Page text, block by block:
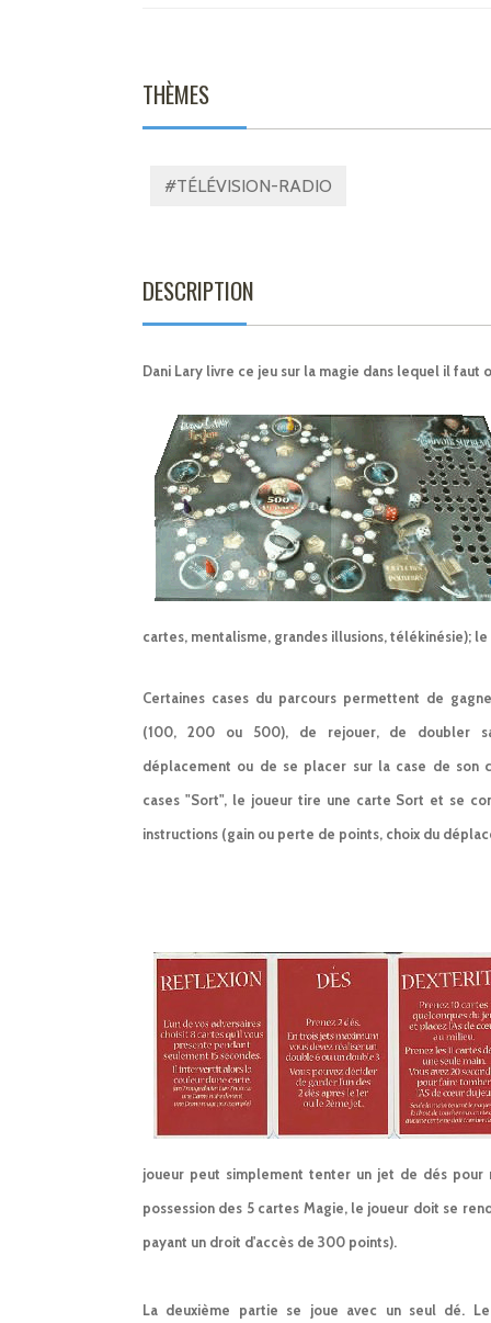
THÈMES
#TÉLÉVISION-RADIO
DESCRIPTION
Dani Lary livre ce jeu sur la magie dans lequel il
cartes, mentalisme, grandes illusions, télékinésie);
Certaines cases du parcours permettent de
(100, 200 ou 500), de rejouer, de doubler
déplacement ou de se placer sur la case de son
cases "Sort", le joueur tire une carte Sort et se
instructions (gain ou perte de points, choix du
joueur peut simplement tenter un jet de dés
possession des 5 cartes Magie, le joueur doit se
payant un droit d'accès de 300 points).
La deuxième partie se joue avec un seul dé.